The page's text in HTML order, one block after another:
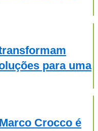
para uma
Crocco é